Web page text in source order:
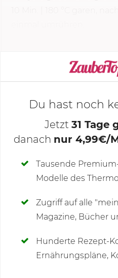
Deine Notizen
Du hast noch
Jetzt 31 Tage
danach nur 4,99€/
Tausende
Modelle des
Zugriff auf alle
Magazine, Bücher
Hunderte Rezept-
Ernährungspläne,
Kommentare(10)